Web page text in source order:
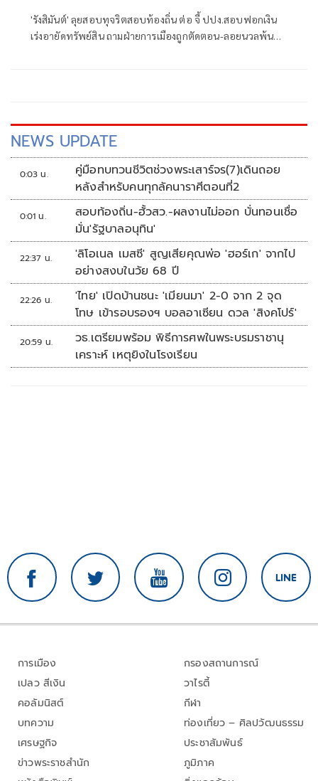
'รังสิมันต์' ลุยสอบทุจริตสอบท้องถิ่น ต่อ จี้ ปปง.สอบฟอกเงิน
เร่งอายัดทรัพย์สิน ถามฝ่ายการเมืองถูกตัดตอน-ลอยนวลพ้นผิด
NEWS UPDATE
0:03 น.
คู่มือทบทวนชีวิตช่วงพระเสาร์จร(7)เดินถอย
หลังสำหรับคนทุกลัคนาราศีตอนที่2
0:01 น.
สอบท้องถิ่น-ฮั้วสว.-ผลงานไม่ออก บั่นทอนเชื่อ
มั่น'รัฐบาลอนุทิน'
22:37 น.
'ลิโอเนล เมสซี' สูญเสียคุณพ่อ 'ฮอร์เก' จากไป
อย่างสงบในวัย 68 ปี
22:26 น.
'ไทย' เปิดบ้านชนะ 'เมียนมา' 2-0 จาก 2 จุด
โทษ เข้ารอบรองฯ บอลอาเซียน ดวล 'สิงคโปร์'
20:59 น.
วธ.เตรียมพร้อม พิธีการศพในพระบรมราชานุ
เคราะห์ เหตุยิงในโรงเรียน
การเมือง
เปลว สีเงิน
คอลัมนิสต์
บทความ
เศรษฐกิจ
ข่าวพระราชสำนัก
กรองสถานการณ์
วาไรตี้
กีฬา
ท่องเที่ยว – ศิลปวัฒนธรรม
ประชาสัมพันธ์
ภูมิภาค